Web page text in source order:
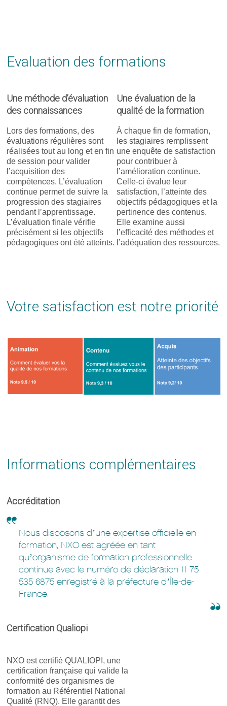
Evaluation des formations
Une méthode d’évaluation
des connaissances
Lors des formations, des
évaluations régulières sont
réalisées tout au long et en fin
de session pour valider
l’acquisition des
compétences. L’évaluation
continue permet de suivre la
progression des stagiaires
pendant l’apprentissage.
L’évaluation finale vérifie
précisément si les objectifs
pédagogiques ont été atteints.
Une évaluation de la
qualité de la formation
À chaque fin de formation,
les stagiaires remplissent
une enquête de satisfaction
pour contribuer à
l’amélioration continue.
Celle-ci évalue leur
satisfaction, l’atteinte des
objectifs pédagogiques et la
pertinence des contenus.
Elle examine aussi
l’efficacité des méthodes et
l’adéquation des ressources.
Votre satisfaction est notre priorité
Informations complémentaires
Accréditation
Nous disposons d’une expertise officielle en
formation, NXO est agréée en tant
qu’organisme de formation professionnelle
continue avec le numéro de déclaration 11 75
535 6875 enregistré à la préfecture d’Île-de-
France.
Certification Qualiopi
NXO est certifié QUALIOPI, une
certification française qui valide la
conformité des organismes de
formation au Référentiel National
Qualité (RNQ). Elle garantit des